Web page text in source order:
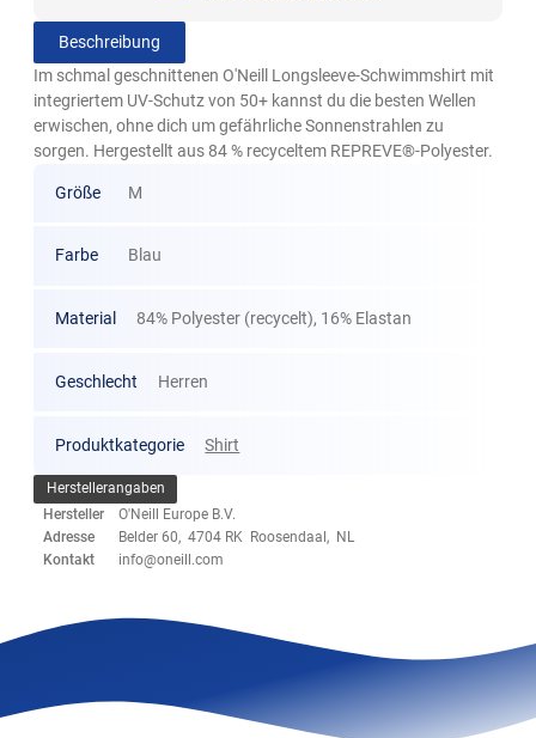
Beschreibung
Im schmal geschnittenen O'Neill Longsleeve-Schwimmshirt mit
integriertem UV-Schutz von 50+ kannst du die besten Wellen
erwischen, ohne dich um gefährliche Sonnenstrahlen zu
sorgen. Hergestellt aus 84 % recyceltem REPREVE®-Polyester.
Größe M
Farbe Blau
Material 84% Polyester (recycelt), 16% Elastan
Geschlecht Herren
Produktkategorie Shirt
Herstellerangaben
Hersteller
O'Neill Europe B.V.
Adresse
Belder 60, 4704 RK Roosendaal, NL
Kontakt
info@oneill.com